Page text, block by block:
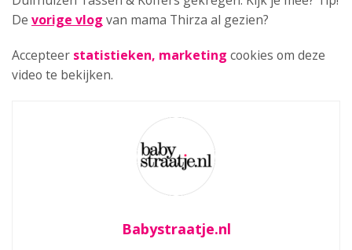
De vorige vlog van mama Thirza al gezien?
Accepteer statistieken, marketing cookies om deze
video te bekijken.
Babystraatje.nl